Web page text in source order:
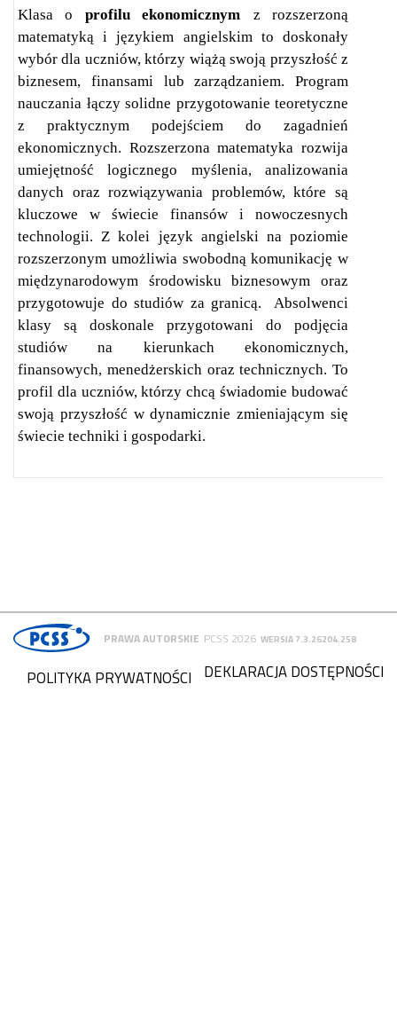
Klasa o profilu ekonomicznym
z rozszerzoną
matematyką i językiem angielskim to doskonały
wybór dla uczniów, którzy wiążą swoją przyszłość z
biznesem, finansami lub zarządzaniem. Program
nauczania łączy solidne przygotowanie teoretyczne
z praktycznym podejściem do zagadnień
ekonomicznych. Rozszerzona matematyka rozwija
umiejętność logicznego myślenia, analizowania
danych oraz rozwiązywania problemów, które są
kluczowe w świecie finansów i nowoczesnych
technologii. Z kolei język angielski na poziomie
rozszerzonym umożliwia swobodną komunikację w
międzynarodowym środowisku biznesowym oraz
przygotowuje do studiów za granicą. Absolwenci
klasy są doskonale przygotowani do podjęcia
studiów na kierunkach ekonomicznych,
finansowych, menedżerskich oraz technicznych. To
profil dla uczniów, którzy chcą świadomie budować
swoją przyszłość w dynamicznie zmieniającym się
świecie techniki i gospodarki.
PRAWA AUTORSKIE PCSS 2026 WERSJA 7.3.26204.258
DEKLARACJA DOSTĘPNOŚCI
POLITYKA PRYWATNOŚCI